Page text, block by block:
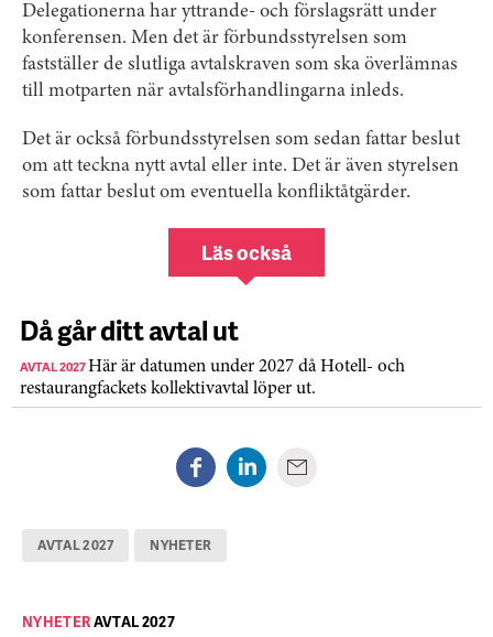
Delegationerna har yttrande- och förslagsrätt under
konferensen. Men det är förbundsstyrelsen som
fastställer de slutliga avtalskraven som ska överlämnas
till motparten när avtalsförhandlingarna inleds.
Det är också förbundsstyrelsen som sedan fattar beslut
om att teckna nytt avtal eller inte. Det är även styrelsen
som fattar beslut om eventuella konfliktåtgärder.
Läs också
Då går ditt avtal ut
AVTAL 2027Här är datumen under 2027 då Hotell- och
restaurangfackets kollektivavtal löper ut.
AVTAL 2027 NYHETER
NYHETERAVTAL 2027